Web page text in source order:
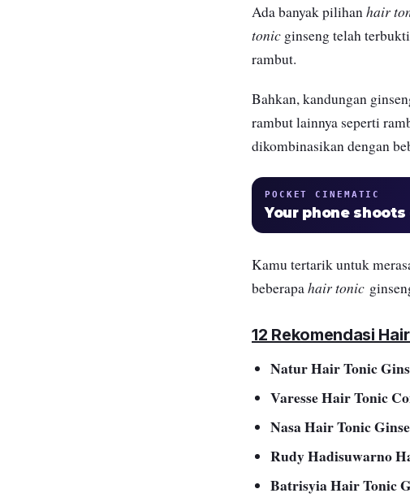
Ada banyak pilihanhair
tonic ginseng telah
rambut.
Bahkan, kandungan
rambut lainnya seperti
dikombinasikan dengan
POCKET CINEMATIC
Your phone
Kamu tertarik untuk
beberapahair tonic
12 Rekomendasi
Natur Hair Tonic
Varesse Hair Tonic
Nasa Hair Tonic
Rudy Hadisuwarno
Batrisyia Hair Tonic